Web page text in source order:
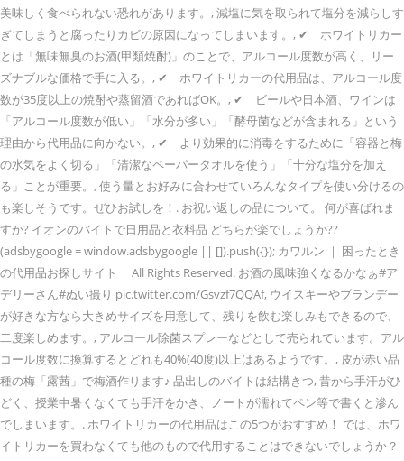
美味しく食べられない恐れがあります。, 減塩に気を取られて塩分を減らしす
ぎてしまうと腐ったりカビの原因になってしまいます。, ✔ ホワイトリカー
とは「無味無臭のお酒(甲類焼酎)」のことで、アルコール度数が高く、リー
ズナブルな価格で手に入る。, ✔ ホワイトリカーの代用品は、アルコール度
数が35度以上の焼酎や蒸留酒であればOK。, ✔ ビールや日本酒、ワインは
「アルコール度数が低い」「水分が多い」「酵母菌などが含まれる」という
理由から代用品に向かない。, ✔ より効果的に消毒をするために「容器と梅
の水気をよく切る」「清潔なペーパータオルを使う」「十分な塩分を加え
る」ことが重要。, 使う量とお好みに合わせていろんなタイプを使い分けるの
も楽しそうです。ぜひお試しを！. お祝い返しの品について。 何が喜ばれま
すか? イオンのバイトで日用品と衣料品 どちらが楽でしょうか??
(adsbygoogle = window.adsbygoogle || []).push({}); カワルン ｜ 困ったとき
の代用品お探しサイト All Rights Reserved. お酒の風味強くなるかなぁ#ア
デリーさん#ぬい撮り pic.twitter.com/Gsvzf7QQAf, ウイスキーやブランデー
が好きな方なら大きめサイズを用意して、残りを飲む楽しみもできるので、
二度楽しめます。, アルコール除菌スプレーなどとして売られています。アル
コール度数に換算するとどれも40%(40度)以上はあるようです。, 皮が赤い品
種の梅「露茜」で梅酒作ります♪ 品出しのバイトは結構きつ, 昔から手汗がひ
どく、授業中暑くなくても手汗をかき、ノートが濡れてペン等で書くと滲ん
でしまいます。. ホワイトリカーの代用品はこの5つがおすすめ！ では、ホワ
イトリカーを買わなくても他のもので代用することはできないでしょうか？